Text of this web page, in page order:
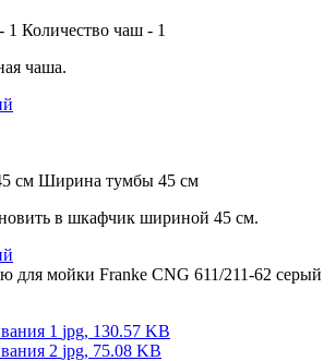
Количество чаш - 1
чаша.
Ширина тумбы 45 см
в шкафчик шириной 45 см.
для мойки Franke CNG 611/211-62 серый
1 jpg, 130.57 KB
2 jpg, 75.08 KB